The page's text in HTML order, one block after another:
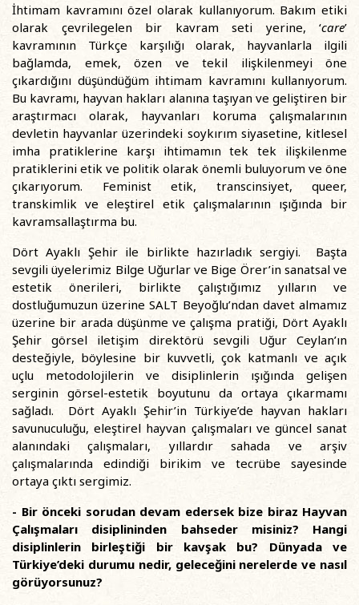
İhtimam kavramını özel olarak kullanıyorum. Bakım etiki
olarak çevrilegelen bir kavram seti yerine, ‘care’
kavramının Türkçe karşılığı olarak, hayvanlarla ilgili
bağlamda, emek, özen ve tekil ilişkilenmeyi öne
çıkardığını düşündüğüm ihtimam kavramını kullanıyorum.
Bu kavramı, hayvan hakları alanına taşıyan ve geliştiren bir
araştırmacı olarak, hayvanları koruma çalışmalarının
devletin hayvanlar üzerindeki soykırım siyasetine, kitlesel
imha pratiklerine karşı ihtimamın tek tek ilişkilenme
pratiklerini etik ve politik olarak önemli buluyorum ve öne
çıkarıyorum. Feminist etik, transcinsiyet, queer,
transkimlik ve eleştirel etik çalışmalarının ışığında bir
kavramsallaştırma bu.
Dört Ayaklı Şehir ile birlikte hazırladık sergiyi. Başta
sevgili üyelerimiz Bilge Uğurlar ve Bige Örer’in sanatsal ve
estetik önerileri, birlikte çalıştığımız yılların ve
dostluğumuzun üzerine SALT Beyoğlu’ndan davet almamız
üzerine bir arada düşünme ve çalışma pratiği, Dört Ayaklı
Şehir görsel iletişim direktörü sevgili Uğur Ceylan’ın
desteğiyle, böylesine bir kuvvetli, çok katmanlı ve açık
uçlu metodolojilerin ve disiplinlerin ışığında gelişen
serginin görsel-estetik boyutunu da ortaya çıkarmamı
sağladı. Dört Ayaklı Şehir’in Türkiye’de hayvan hakları
savunuculuğu, eleştirel hayvan çalışmaları ve güncel sanat
alanındaki çalışmaları, yıllardır sahada ve arşiv
çalışmalarında edindiği birikim ve tecrübe sayesinde
ortaya çıktı sergimiz.
- Bir önceki sorudan devam edersek bize biraz Hayvan
Çalışmaları disiplininden bahseder misiniz? Hangi
disiplinlerin birleştiği bir kavşak bu? Dünyada ve
Türkiye’deki durumu nedir, geleceğini nerelerde ve nasıl
görüyorsunuz?